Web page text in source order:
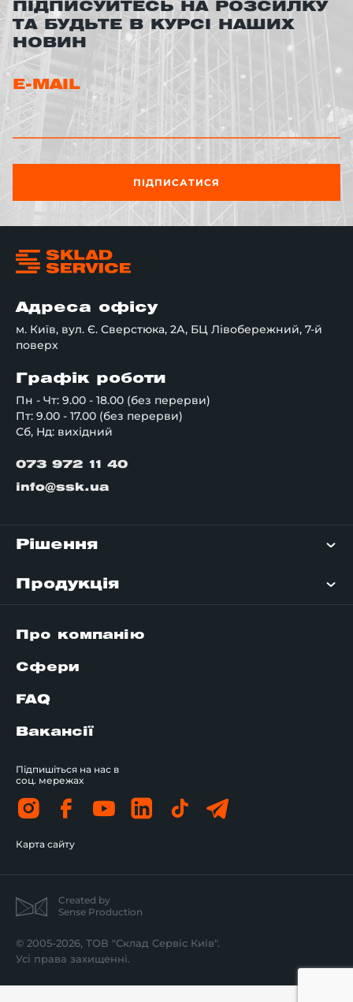
ПІДПИСУЙТЕСЬ НА РОЗСИЛКУ
ТА БУДЬТЕ В КУРСІ НАШИХ
НОВИН
E-MAIL
ПІДПИСАТИСЯ
Адреса офісу
м. Київ, вул. Є. Сверстюка, 2А, БЦ Лівобережний, 7-й
поверх
Графік роботи
Пн - Чт: 9.00 - 18.00 (без перерви)
Пт: 9.00 - 17.00 (без перерви)
Сб, Нд: вихідний
073 972 11 40
info@ssk.ua
Рішення
Продукція
Про компанію
Сфери
FAQ
Вакансії
Підпишіться на нас в
соц. мережах
Карта сайту
Created by
Sense Production
© 2005-2026, ТОВ "Склад Сервіс Київ".
Усі права захищенні.